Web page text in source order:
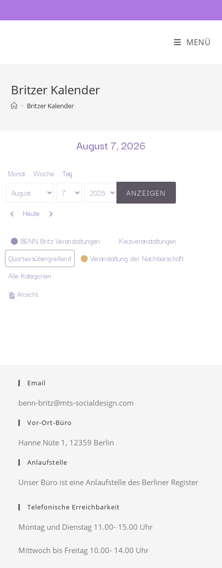
MENÜ
Britzer Kalender
> Britzer Kalender
August 7, 2026
Monat Woche Tag
Monat
Tag
Jahr
Zurück
Heute Weiter
Kategorien
BENN Britz Veranstaltungen
Kiezveranstaltungen
Quartiersübergreifend
Veranstaltung der Nachbarschaft
Alle Kategorien
Ansichtausdrucken
Email
benn-britz@mts-socialdesign.com
Vor-Ort-Büro
Hanne Nüte 1, 12359 Berlin
Anlaufstelle
Unser Büro ist eine Anlaufstelle des Berliner Register
Telefonische Erreichbarkeit
Montag und Dienstag 11.00- 15.00 Uhr
Mittwoch bis Freitag 10.00- 14.00 Uhr